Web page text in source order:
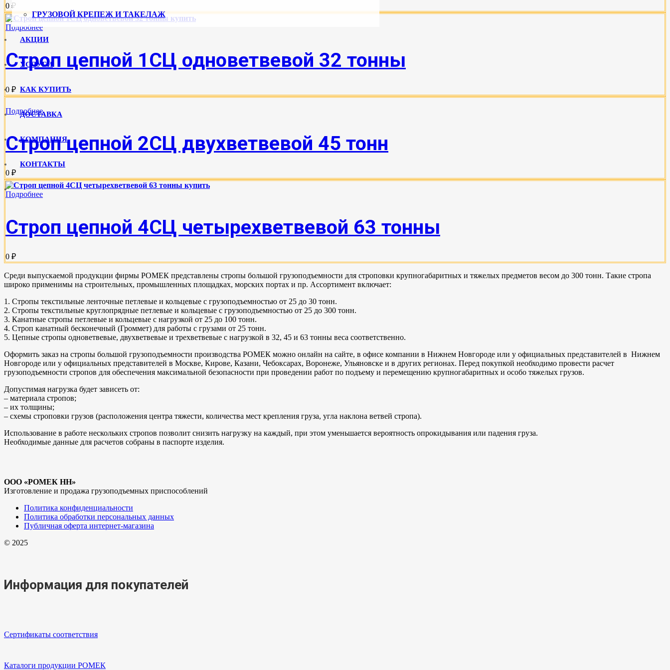
ГРУЗОВОЙ КРЕПЕЖ И ТАКЕЛАЖ
АКЦИИ
УСЛУГИ
КАК КУПИТЬ
ДОСТАВКА
КОМПАНИЯ
КОНТАКТЫ
0 ₽
Подробнее
Строп цепной 1СЦ одноветвевой 32 тонны
0 ₽
Подробнее
Строп цепной 2СЦ двухветвевой 45 тонн
0 ₽
Подробнее
Строп цепной 4СЦ четырехветвевой 63 тонны
0 ₽
Среди выпускаемой продукции фирмы РОМЕК представлены стропы большой грузоподъемности для строповки крупногабаритных и тяжелых предметов весом до 300 тонн. Такие стропа
широко применимы на строительных, промышленных площадках, морских портах и пр. Ассортимент включает:
1. Стропы текстильные ленточные петлевые и кольцевые с грузоподъемностью от 25 до 30 тонн.
2. Стропы текстильные круглопрядные петлевые и кольцевые с грузоподъемностью от 25 до 300 тонн.
3. Канатные стропы петлевые и кольцевые с нагрузкой от 25 до 100 тонн.
4. Строп канатный бесконечный (Громмет) для работы с грузами от 25 тонн.
5. Цепные стропы одноветвевые, двухветвевые и трехветвевые с нагрузкой в 32, 45 и 63 тонны веса соответственно.
Оформить заказ на стропы большой грузоподъемности производства РОМЕК можно онлайн на сайте, в офисе компании в Нижнем Новгороде или у официальных представителей в Нижнем
Новгороде или у официальных представителей в Москве, Кирове, Казани, Чебоксарах, Воронеже, Ульяновске и в других регионах. Перед покупкой необходимо провести расчет
грузоподъемности стропов для обеспечения максимальной безопасности при проведении работ по подъему и перемещению крупногабаритных и особо тяжелых грузов.
Допустимая нагрузка будет зависеть от:
– материала стропов;
– их толщины;
– схемы строповки грузов (расположения центра тяжести, количества мест крепления груза, угла наклона ветвей стропа).
Использование в работе нескольких стропов позволит снизить нагрузку на каждый, при этом уменьшается вероятность опрокидывания или падения груза.
Необходимые данные для расчетов собраны в паспорте изделия.
ООО «РОМЕК НН»
Изготовление и продажа грузоподъемных приспособлений
Политика конфиденциальности
Политика обработки персональных данных
Публичная оферта интернет-магазина
© 2025
Информация для покупателей
Сертификаты соответствия
Каталоги продукции РОМЕК